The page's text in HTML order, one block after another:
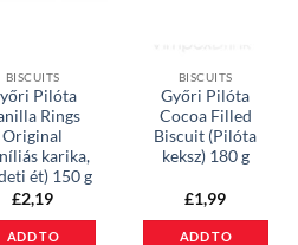
BISCUITS
Pilóta
Rings
Original
karika,
ét) 150 g
£2,19
ADD TO
BISCUITS
Győri Pilóta
Cocoa Filled
Biscuit (Pilóta
keksz) 180 g
£1,99
ADD TO